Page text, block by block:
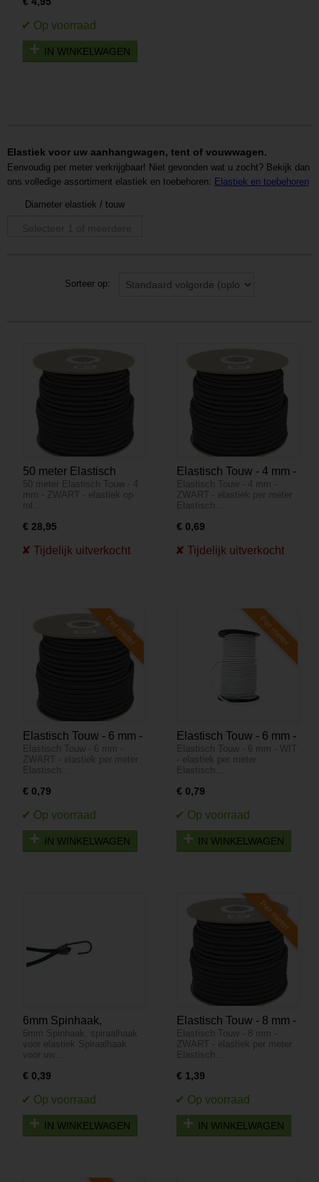
IN WINKELWAGEN
Elastiek voor uw aanhangwagen, tent of vouwwagen.
Eenvoudig per meter verkrijgbaar! Niet gevonden wat u zocht? Bekijk dan
ons volledige assortiment elastiek en toebehoren: Elastiek en toebehoren
Diameter elastiek / touw
Sorteer op:
50 meter Elastisch
Touw - 4 mm - ZWART -
elastiek op rol
50 meter Elastisch Touw - 4
mm - ZWART - elastiek op
rol…
€ 28,95
Elastisch Touw - 4 mm -
ZWART - elastiek per
meter
Elastisch Touw - 4 mm -
ZWART - elastiek per meter
Elastisch…
€ 0,69
Per meter
Elastisch Touw - 6 mm -
ZWART - elastiek per
meter
Elastisch Touw - 6 mm -
ZWART - elastiek per meter
Elastisch…
€ 0,79
IN WINKELWAGEN
Per meter
Elastisch Touw - 6 mm -
WIT - elastiek per meter
Elastisch Touw - 6 mm - WIT
- elastiek per meter
Elastisch…
€ 0,79
IN WINKELWAGEN
6mm Spinhaak,
spiraalhaak voor
elastiek
6mm Spinhaak, spiraalhaak
voor elastiek Spiraalhaak
voor uw…
€ 0,39
IN WINKELWAGEN
Per meter
Elastisch Touw - 8 mm -
ZWART - elastiek per
meter
Elastisch Touw - 8 mm -
ZWART - elastiek per meter
Elastisch…
€ 1,39
IN WINKELWAGEN